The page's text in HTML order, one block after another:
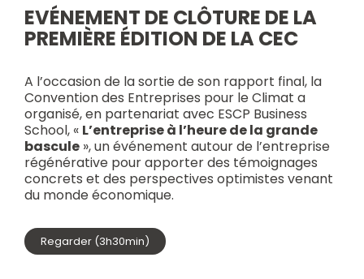
EVÉNEMENT DE CLÔTURE DE LA
PREMIÈRE ÉDITION DE LA CEC
A l’occasion de la sortie de son rapport final, la
Convention des Entreprises pour le Climat a
organisé, en partenariat avec ESCP Business
School, « L’entreprise à l’heure de la grande
bascule », un événement autour de l’entreprise
régénérative pour apporter des témoignages
concrets et des perspectives optimistes venant
du monde économique.
Regarder (3h30min)